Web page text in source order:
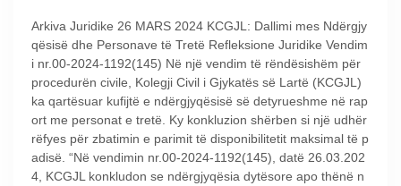
Arkiva Juridike 26 MARS 2024 KCGJL: Dallimi mes Ndërgjy
qësisë dhe Personave të Tretë Refleksione Juridike Vendim
i nr.00-2024-1192(145) Në një vendim të rëndësishëm për
procedurën civile, Kolegji Civil i Gjykatës së Lartë (KCGJL)
ka qartësuar kufijtë e ndërgjyqësisë së detyrueshme në rap
ort me personat e tretë. Ky konkluzion shërben si një udhër
rëfyes për zbatimin e parimit të disponibilitetit maksimal të p
adisë. “Në vendimin nr.00-2024-1192(145), datë 26.03.202
4, KCGJL konkludon se ndërgjyqësia dytësore apo thënë n